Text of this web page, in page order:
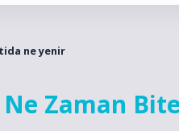
ne yenir
Zaman